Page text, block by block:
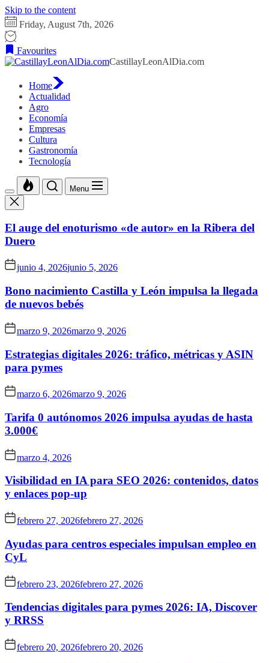
Skip to the content
Friday, August 7th, 2026
Favourites
CastillayLeonAlDia.com
Home
Actualidad
Agro
Economía
Empresas
Cultura
Gastronomía
Tecnología
Menu
El auge del enoturismo «de autor» en la Ribera del
Duero
junio 4, 2026junio 5, 2026
Bono nacimiento Castilla y León impulsa la llegada
de nuevos bebés
marzo 9, 2026marzo 9, 2026
Estrategias digitales 2026: tráfico, métricas y ASIN
para pymes
marzo 6, 2026marzo 9, 2026
Tarifa 0 autónomos 2026 impulsa ayudas de hasta
3.000€
marzo 4, 2026
Visibilidad en IA para SEO 2026: contenidos, datos
y enlaces pop-up
febrero 27, 2026febrero 27, 2026
Ayudas para centros especiales impulsan empleo en
CyL
febrero 23, 2026febrero 27, 2026
Tendencias digitales para pymes 2026: IA, Discover
y RRSS
febrero 20, 2026febrero 20, 2026